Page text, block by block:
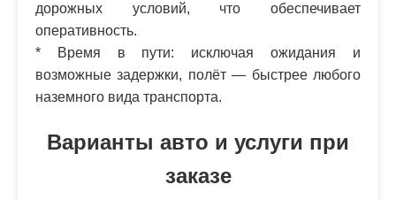
дорожных условий, что обеспечивает
оперативность.
* Время в пути: исключая ожидания и
возможные задержки, полёт — быстрее любого
наземного вида транспорта.
Варианты авто и услуги при
заказе